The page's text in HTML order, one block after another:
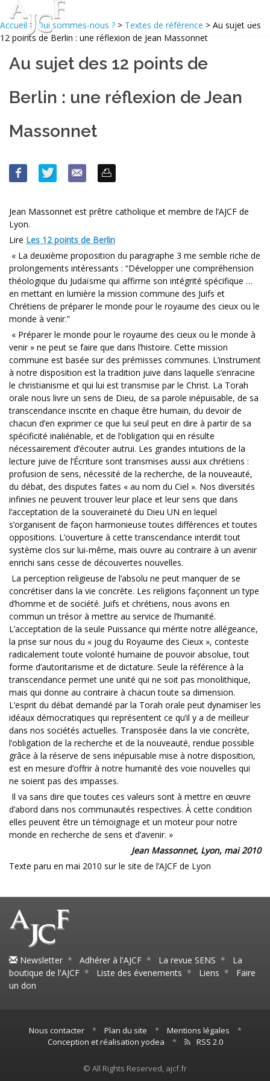
Accueil >Qui sommes-nous ? > Textes de référence > Au sujet des
12 points de Berlin : une réflexion de Jean Massonnet
Au sujet des 12 points de
Berlin : une réflexion de Jean
Massonnet
Jean Massonnet est prêtre catholique et membre de l’AJCF de
Lyon.
Lire Les 12 points de Berlin
« La deuxième proposition du paragraphe 3 me semble riche de
prolongements intéressants : “Développer une compréhension
théologique du Judaïsme qui affirme son intégrité spécifique …
en mettant en lumière la mission commune des Juifs et
Chrétiens de préparer le monde pour le royaume des cieux ou le
monde à venir.”
« Préparer le monde pour le royaume des cieux ou le monde à
venir » ne peut se faire que dans l’histoire. Cette mission
commune est basée sur des prémisses communes. L’instrument
à notre disposition est la tradition juive dans laquelle s’enracine
le christianisme et qui lui est transmise par le Christ. La Torah
orale nous livre un sens de Dieu, de sa parole inépuisable, de sa
transcendance inscrite en chaque être humain, du devoir de
chacun d’en exprimer ce que lui seul peut en dire à partir de sa
spécificité inaliénable, et de l’obligation qui en résulte
nécessairement d’écouter autrui. Les grandes intuitions de la
lecture juive de l’Écriture sont transmises aussi aux chrétiens :
profusion de sens, nécessité de la recherche, de la nouveauté,
du débat, des disputes faites « au nom du Ciel ». Nos diversités
infinies ne peuvent trouver leur place et leur sens que dans
l’acceptation de la souveraineté du Dieu UN en lequel
s’organisent de façon harmonieuse toutes différences et toutes
oppositions. L’ouverture à cette transcendance interdit tout
système clos sur lui-même, mais ouvre au contraire à un avenir
enrichi sans cesse de découvertes nouvelles.
La perception religieuse de l’absolu ne peut manquer de se
concrétiser dans la vie concrète. Les religions façonnent un type
d’homme et de société. Juifs et chrétiens, nous avons en
commun un trésor à mettre au service de l’humanité.
L’acceptation de la seule Puissance qui mérite notre allégeance,
la prise sur nous du « joug du Royaume des Cieux », conteste
radicalement toute volonté humaine de pouvoir absolue, tout
forme d’autoritarisme et de dictature. Seule la référence à la
transcendance permet une unité qui ne soit pas monolithique,
mais qui donne au contraire à chacun toute sa dimension.
L’esprit du débat demandé par la Torah orale peut dynamiser les
idéaux démocratiques qui représentent ce qu’il y a de meilleur
dans nos sociétés actuelles. Transposée dans la vie concrète,
l’obligation de la recherche et de la nouveauté, rendue possible
grâce à la réserve de sens inépuisable mise à notre disposition,
est en mesure d’offrir à notre humanité des voie nouvelles qui
ne soient pas des impasses.
Il va sans dire que toutes ces valeurs sont à mettre en œuvre
d’abord dans nos communautés respectives. À cette condition
elles peuvent être un témoignage et un moteur pour notre
monde en recherche de sens et d’avenir. »
Jean Massonnet, Lyon, mai 2010
Texte paru en mai 2010 sur le site de l’AJCF de Lyon
Newsletter * Adhérer à l'AJCF * La revue SENS * La
boutique de l'AJCF * Liste des évenements * Liens * Faire
un don
Nous contacter * Plan du site * Mentions légales
*
Conception et réalisation yodea
* RSS 2.0
© All Rights Reserved, ajcf.fr